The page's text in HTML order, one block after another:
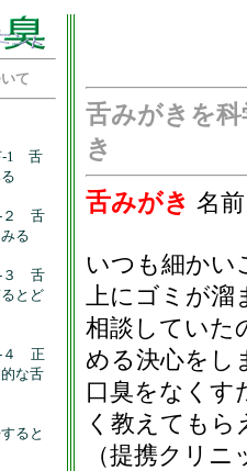
て
-1 舌
-２ 舌
る
-３ 舌
とど
-４ 正
な舌
ると
舌みがきを
き
舌みがき 名
いつも細かい
上にゴミが溜
相談していた
める決心をし
口臭をなくす
く教えても
（提携クリ